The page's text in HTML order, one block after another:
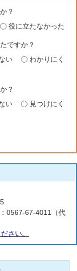
？
役に立たなかった
ですか？
い
わかりにく
？
い
見つけにく
0567-67-4011（代
さい。